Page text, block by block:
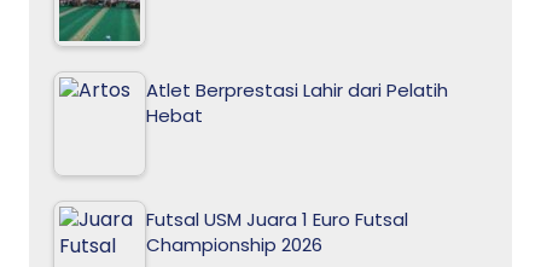
Atlet Berprestasi Lahir dari Pelatih
Hebat
Futsal USM Juara 1 Euro Futsal
Championship 2026